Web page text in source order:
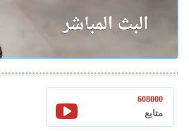
608000
متابع